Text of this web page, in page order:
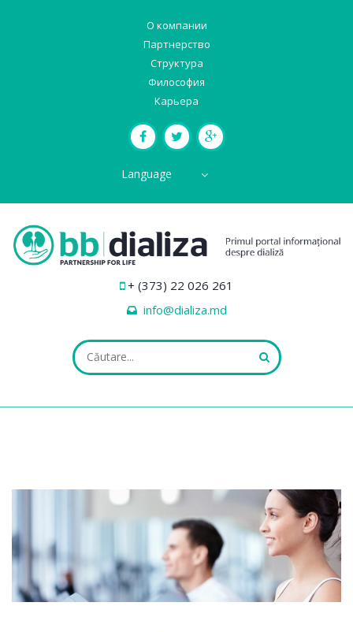
О компании
Партнерство
Структура
Философия
Карьера
Language
ALL FIELDS ARE REQUIRED.
Close Appointment form
+ (373) 22 026 261
info@dializa.md